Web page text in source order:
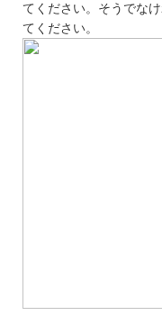
てください。そうでな
てください。